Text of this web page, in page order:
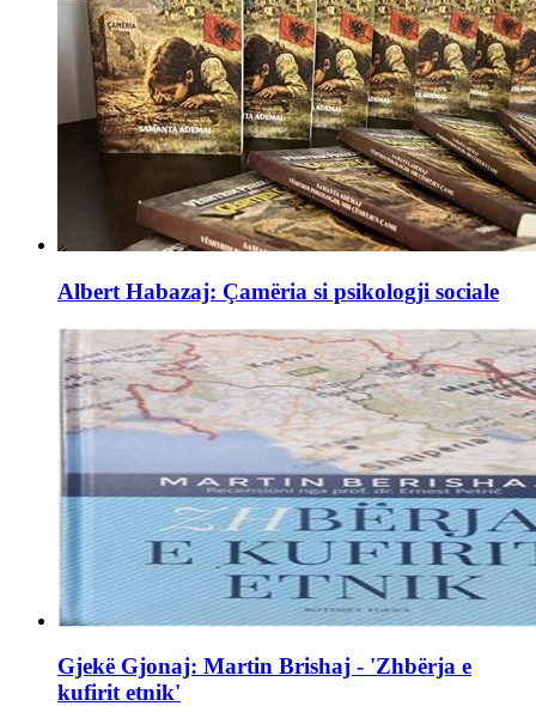
Albert Habazaj: Çamëria si psikologji sociale
Gjekë Gjonaj: Martin Brishaj - 'Zhbërja e
kufirit etnik'